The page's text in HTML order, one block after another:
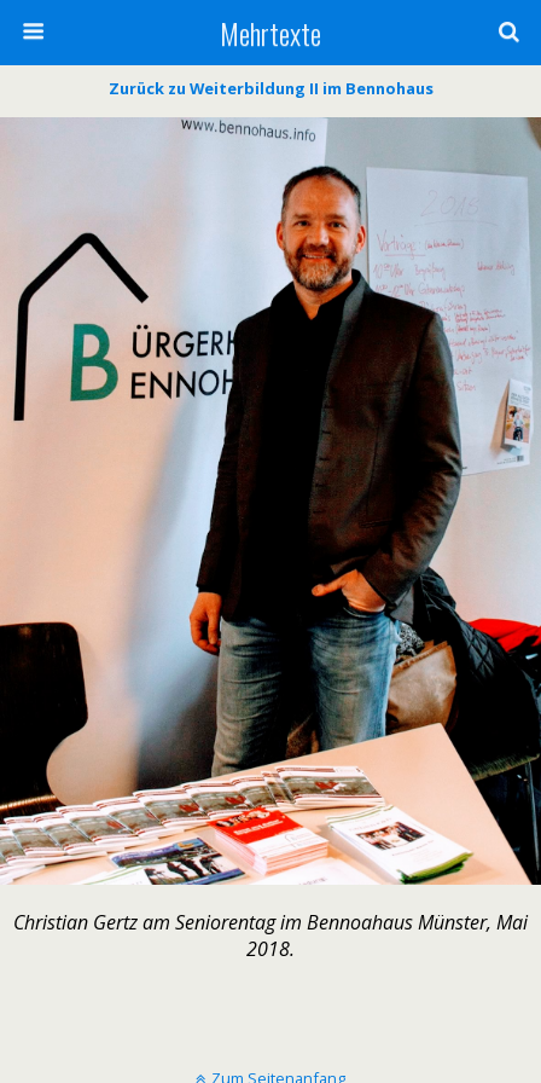
Mehrtexte
Zurück zu Weiterbildung II im Bennohaus
Christian Gertz am Seniorentag im Bennoahaus Münster, Mai
2018.
Zum Seitenanfang